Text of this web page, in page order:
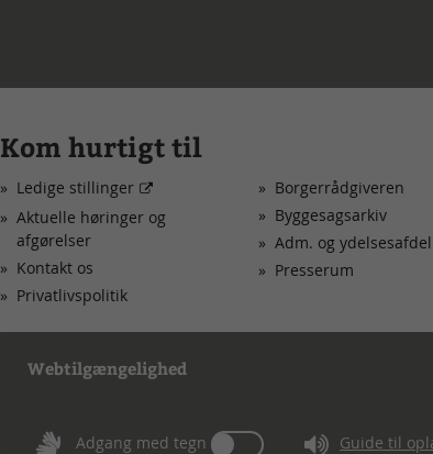
Kom hurtigt til
Ledige stillinger
Aktuelle høringer og
afgørelser
Kontakt os
Privatlivspolitik
Borgerrådgiveren
Byggesagsarkiv
Adm. og
Presserum
Webtilgængelighed
Adgang med tegn
Tænd
Guide til